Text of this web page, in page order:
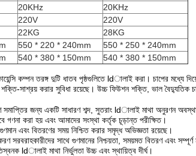
20KHz
20KHz
220V
220V
22KG
28KG
550 * 220 * 240mm
550 * 250 * 240mm
540 * 380 * 150mm 540 * 380 * 150mm
কম্পন তরঙ্গ দুটি ধাতব পৃষ্ঠগুলিতে ldালাই করা। চাপের মধ্যে
সাশ্রয় করার সুবিধা রয়েছে। উচ্চ ফিউশন শক্তি, ভাল বৈদ্যুতিক
জন্য একটি সাধারণ শব্দ, সুতরাং ldালাই মাথা অনুরণন
গণনা করা হয় এবং আমাদের সংস্থা কর্তৃক চূড়ান্ত পরীক্ষিত।
এবং বিতরণের সময় নিশ্চিত করার সমৃদ্ধ অভিজ্ঞতা রয়েছে।
সরবরাহকারীদের সাথে গুণমানের নিশ্চয়তা, সময়মত বিতরণ এবং
ldালাই মাথা নির্ভুলতা উচ্চ এবং স্থায়িত্ব দীর্ঘ।